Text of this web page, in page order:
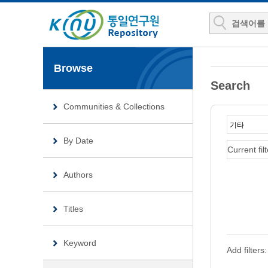
Browse
Communities & Collections
By Date
Authors
Titles
Keyword
Search
Current
Add filters: